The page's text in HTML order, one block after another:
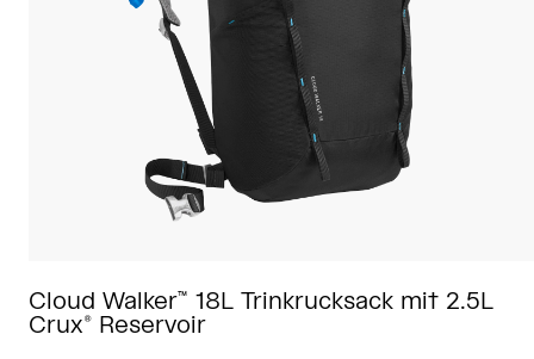
Fahrradtaschen
Zubehör
Alle kaufen
Cloud Walker™ 18L Trinkrucksack mit 2.5L
Crux® Reservoir